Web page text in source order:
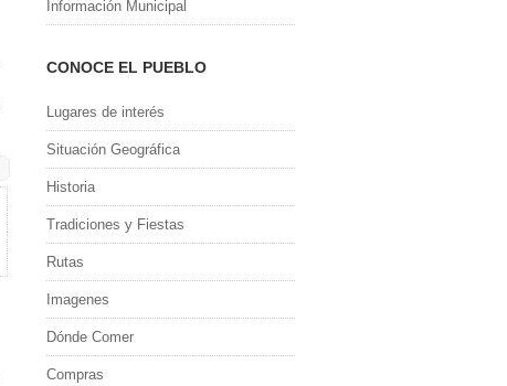
Información Municipal
CONOCE EL PUEBLO
Lugares de interés
Situación Geográfica
Historia
Tradiciones y Fiestas
Rutas
Imagenes
Dónde Comer
Compras